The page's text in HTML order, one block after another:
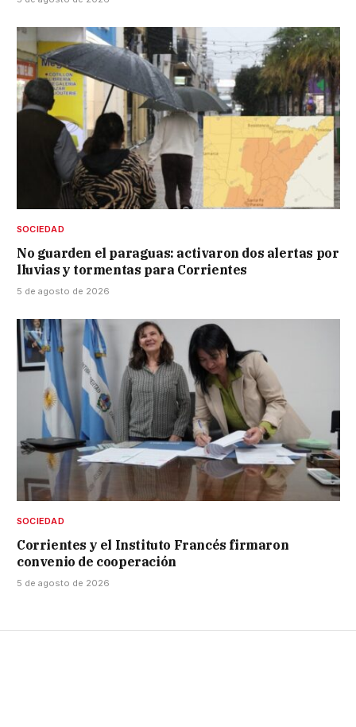
SOCIEDAD
No guarden el paraguas: activaron dos alertas por
lluvias y tormentas para Corrientes
5 de agosto de 2026
SOCIEDAD
Corrientes y el Instituto Francés firmaron
convenio de cooperación
5 de agosto de 2026